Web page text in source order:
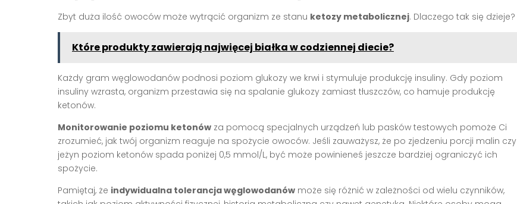
Zbyt duża ilość owoców może wytrącić organizm ze stanu ketozy metabolicznej. Dlaczego tak się dzieje?
Które produkty zawierają najwięcej białka w codziennej diecie?
Każdy gram węglowodanów podnosi poziom glukozy we krwi i stymuluje produkcję insuliny. Gdy poziom
insuliny wzrasta, organizm przestawia się na spalanie glukozy zamiast tłuszczów, co hamuje produkcję
ketonów.
Monitorowanie poziomu ketonów za pomocą specjalnych urządzeń lub pasków testowych pomoże Ci
zrozumieć, jak twój organizm reaguje na spożycie owoców. Jeśli zauważysz, że po zjedzeniu porcji malin czy
jeżyn poziom ketonów spada poniżej 0,5 mmol/L, być może powinieneś jeszcze bardziej ograniczyć ich
spożycie.
Pamiętaj, że indywidualna tolerancja węglowodanów może się różnić w zależności od wielu czynników,